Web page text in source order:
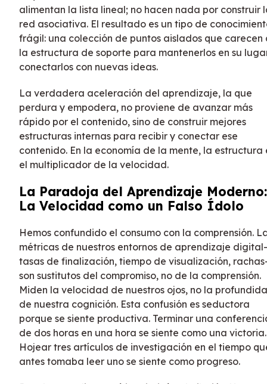
alimentan la lista lineal; no hacen nada por construir
red asociativa. El resultado es un tipo de
frágil: una colección de puntos aislados que carecen
la estructura de soporte para mantenerlos en su
conectarlos con nuevas ideas.
La verdadera aceleración del aprendizaje, la que
perdura y empodera, no proviene de avanzar más
rápido por el contenido, sino de construir mejores
estructuras internas para recibir y conectar ese
contenido. En la economía de la mente, la estructura
el multiplicador de la velocidad.
La Paradoja del Aprendizaje Moderno:
La Velocidad como un Falso Ídolo
Hemos confundido el consumo con la comprensión.
métricas de nuestros entornos de aprendizaje
tasas de finalización, tiempo de visualización,
son sustitutos del compromiso, no de la comprensión.
Miden la velocidad de nuestros ojos, no la
de nuestra cognición. Esta confusión es seductora
porque se siente productiva. Terminar una
de dos horas en una hora se siente como una victoria.
Hojear tres artículos de investigación en el tiempo
antes tomaba leer uno se siente como progreso.